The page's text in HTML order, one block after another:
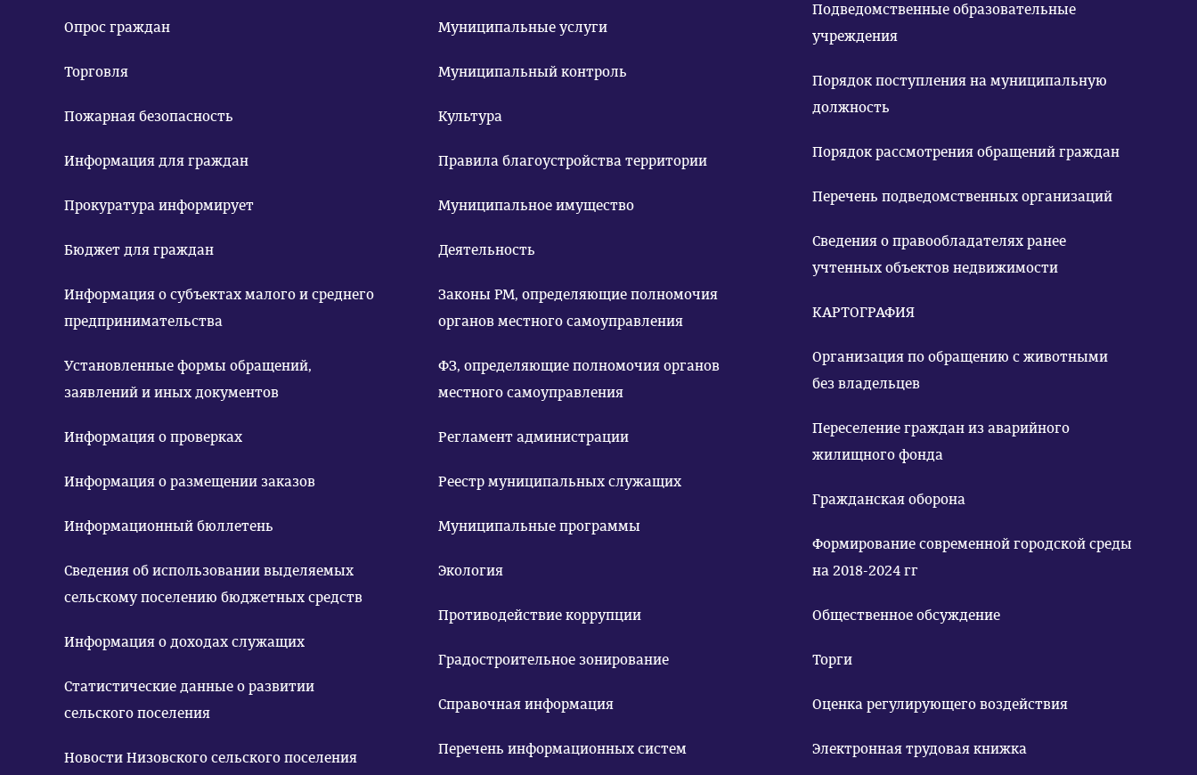
Опрос граждан
Торговля
Пожарная безопасность
Информация для граждан
Прокуратура информирует
Бюджет для граждан
Информация о субъектах малого и среднего
предпринимательства
Установленные формы обращений,
заявлений и иных документов
Информация о проверках
Информация о размещении заказов
Информационный бюллетень
Сведения об использовании выделяемых
сельскому поселению бюджетных средств
Информация о доходах служащих
Статистические данные о развитии
сельского поселения
Новости Низовского сельского поселения
Муниципальные услуги
Муниципальный контроль
Культура
Правила благоустройства территории
Муниципальное имущество
Деятельность
Законы РМ, определяющие полномочия
органов местного самоуправления
ФЗ, определяющие полномочия органов
местного самоуправления
Регламент администрации
Реестр муниципальных служащих
Муниципальные программы
Экология
Противодействие коррупции
Градостроительное зонирование
Справочная информация
Перечень информационных систем
Подведомственные образовательные
учреждения
Порядок поступления на муниципальную
должность
Порядок рассмотрения обращений граждан
Перечень подведомственных организаций
Сведения о правообладателях ранее
учтенных объектов недвижимости
КАРТОГРАФИЯ
Организация по обращению с животными
без владельцев
Переселение граждан из аварийного
жилищного фонда
Гражданская оборона
Формирование современной городской среды
на 2018-2024 гг
Общественное обсуждение
Торги
Оценка регулирующего воздействия
Электронная трудовая книжка